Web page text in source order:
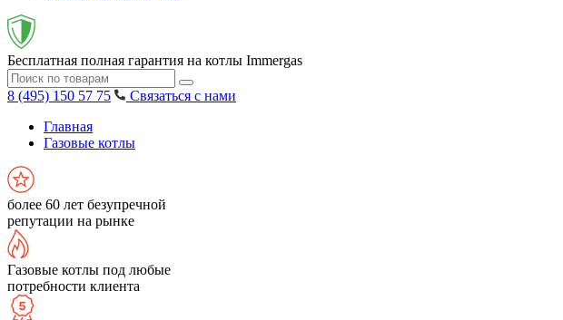
Бесплатная полная гарантия на котлы Immergas
8 (495) 150 57 75
Связаться с нами
Главная
Газовые котлы
более 60 лет безупречной
репутации на рынке
Газовые котлы под любые
потребности клиента